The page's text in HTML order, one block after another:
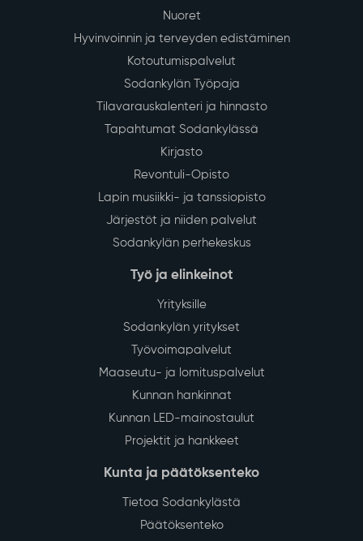
Nuoret
Hyvinvoinnin ja terveyden edistäminen
Kotoutumispalvelut
Sodankylän Työpaja
Tilavarauskalenteri ja hinnasto
Tapahtumat Sodankylässä
Kirjasto
Revontuli-Opisto
Lapin musiikki- ja tanssiopisto
Järjestöt ja niiden palvelut
Sodankylän perhekeskus
Työ ja elinkeinot
Yrityksille
Sodankylän yritykset
Työvoimapalvelut
Maaseutu- ja lomituspalvelut
Kunnan hankinnat
Kunnan LED-mainostaulut
Projektit ja hankkeet
Kunta ja päätöksenteko
Tietoa Sodankylästä
Päätöksenteko